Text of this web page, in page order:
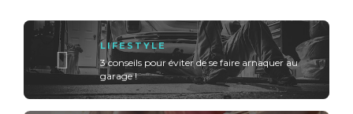
LIFESTYLE
3 conseils pour éviter de se faire arnaquer au
garage !